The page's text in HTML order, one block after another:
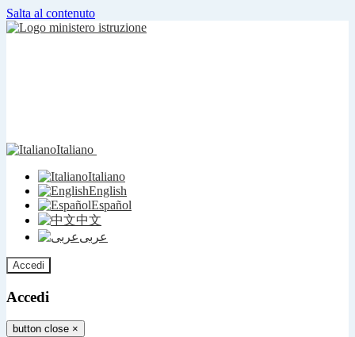
Salta al contenuto
Italiano
Italiano
English
Español
中文
عربى
Accedi
Accedi
button close ×